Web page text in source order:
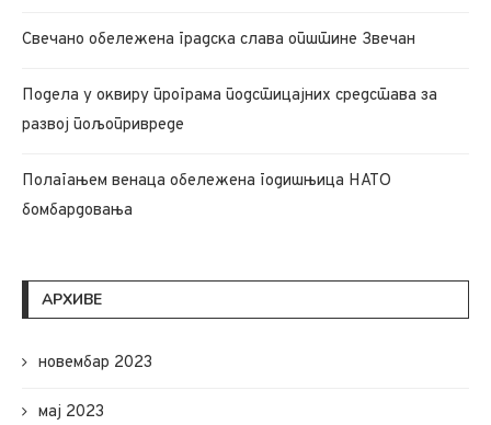
Свечано обележена градска слава општине Звечан
Подела у оквиру програма подстицајних средстава за
развој пољопривреде
Полагањем венаца обележена годишњица НАТО
бомбардовања
АРХИВЕ
новембар 2023
мај 2023